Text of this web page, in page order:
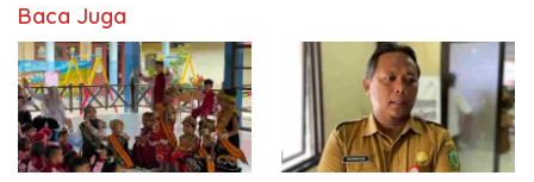
Baca Juga